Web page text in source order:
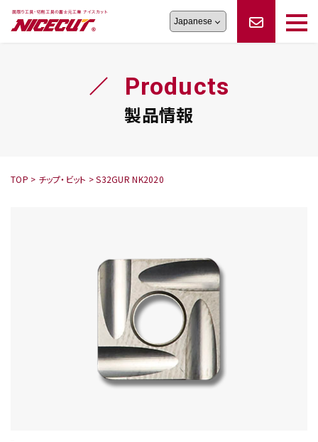
旋盤工具シリーズ
シリーズ
オーダー品依頼
フェイス・ショルダーシリーズかんたんオーダー
トラブルシューティング
ロックピンの逆ジメに注意
Products
製品情報
TOP > チップ・ビット >S32GUR NK2020